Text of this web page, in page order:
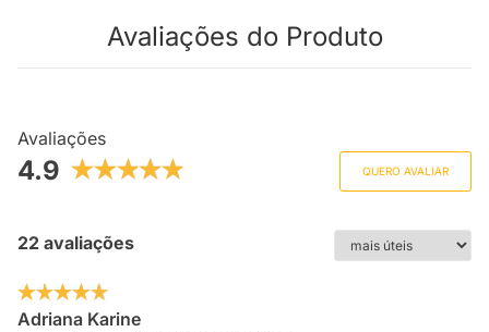
Avaliações do Produto
Avaliações
4.9 QUERO AVALIAR
22 avaliações
Adriana Karine